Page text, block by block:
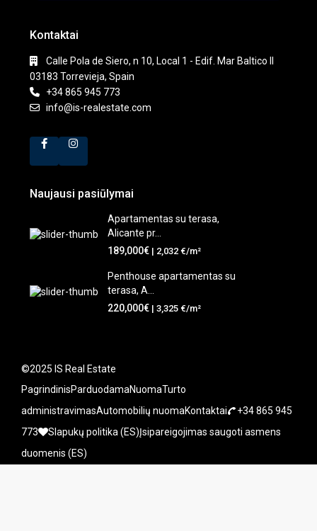
Kontaktai
Calle Pola de Siero, n 10, Local 1 - Edif. Mar Baltico II
03183 Torrevieja, Spain
+34 865 945 773
info@is-realestate.com
Naujausi pasiūlymai
Apartamentas su terasa,
Alicante pr...
189,000€ | 2,032 €/m²
Penthouse apartamentas su
terasa, A...
220,000€ | 3,325 €/m²
©2025 IS Real Estate
PagrindinisParduodamaNuomaTurto
administravimasAutomobilių nuomaKontaktai
+34 865 945
773
Slapukų politika (ES)Įsipareigojimas saugoti asmens
duomenis (ES)